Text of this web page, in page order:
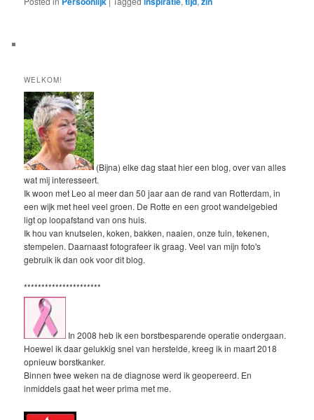
WELKOM!
(Bijna) elke dag staat hier een blog, over van alles
wat mij interesseert.
Ik woon met Leo al meer dan 50 jaar aan de rand van Rotterdam, in
een wijk met heel veel groen. De Rotte en een groot wandelgebied
ligt op loopafstand van ons huis.
Ik hou van knutselen, koken, bakken, naaien, onze tuin, tekenen,
stempelen. Daarnaast fotografeer ik graag. Veel van mijn foto's
gebruik ik dan ook voor dit blog.
**********************
In 2008 heb ik een borstbesparende operatie ondergaan.
Hoewel ik daar gelukkig snel van herstelde, kreeg ik in maart 2018
opnieuw borstkanker.
Binnen twee weken na de diagnose werd ik geopereerd. En
inmiddels gaat het weer prima met me.